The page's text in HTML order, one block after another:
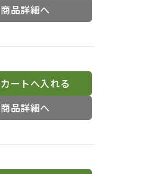
商品詳細へ
カートへ入れる
商品詳細へ